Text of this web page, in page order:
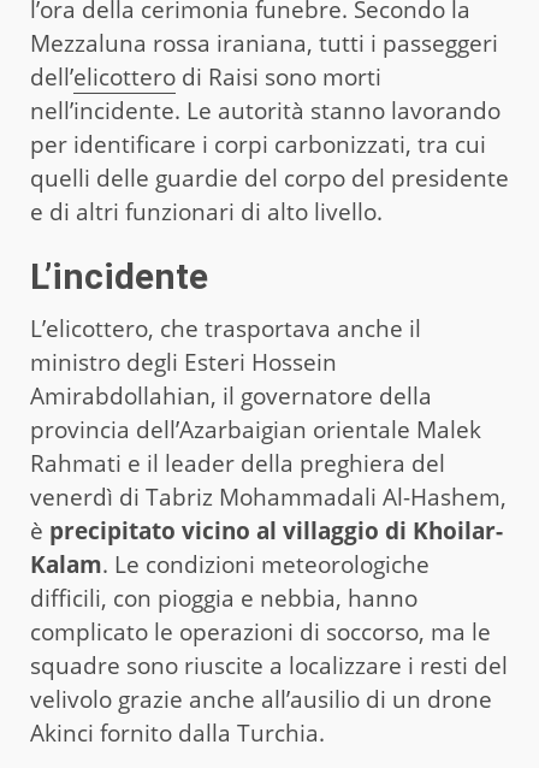
l’ora della cerimonia funebre. Secondo la
Mezzaluna rossa iraniana, tutti i passeggeri
dell’elicottero di Raisi sono morti
nell’incidente. Le autorità stanno lavorando
per identificare i corpi carbonizzati, tra cui
quelli delle guardie del corpo del presidente
e di altri funzionari di alto livello.
L’incidente
L’elicottero, che trasportava anche il
ministro degli Esteri Hossein
Amirabdollahian, il governatore della
provincia dell’Azarbaigian orientale Malek
Rahmati e il leader della preghiera del
venerdì di Tabriz Mohammadali Al-Hashem,
è precipitato vicino al villaggio di Khoilar-
Kalam. Le condizioni meteorologiche
difficili, con pioggia e nebbia, hanno
complicato le operazioni di soccorso, ma le
squadre sono riuscite a localizzare i resti del
velivolo grazie anche all’ausilio di un drone
Akinci fornito dalla Turchia.